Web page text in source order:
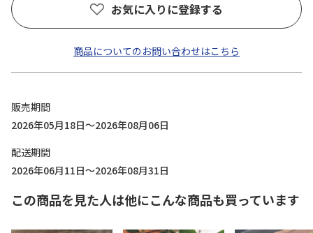
お気に入りに登録する
商品についてのお問い合わせはこちら
販売期間
2026年05月18日～2026年08月06日
配送期間
2026年06月11日～2026年08月31日
この商品を見た人は他にこんな商品も買っています